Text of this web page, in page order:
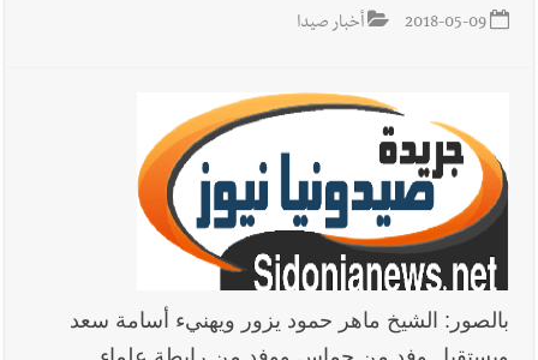
2018-05-09 أخبار صيدا
بالصور: الشيخ ماهر حمود يزور ويهنيء أسامة سعد